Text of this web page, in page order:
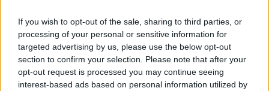
If you wish to opt-out of the sale, sharing to third parties, or
processing of your personal or sensitive information for
targeted advertising by us, please use the below opt-out
section to confirm your selection. Please note that after your
opt-out request is processed you may continue seeing
interest-based ads based on personal information utilized by
επόμενη ομάδα στην καριέρα του τον περιμένει.
Βαλαντσιούνας: Δεσμεύτηκε με
Ζαλγκίρις και περιμένει το NBA
23/JUN/26 19:07